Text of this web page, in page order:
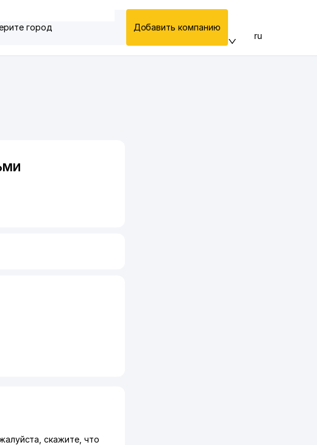
город Добавить компанию
ru
скажите, что